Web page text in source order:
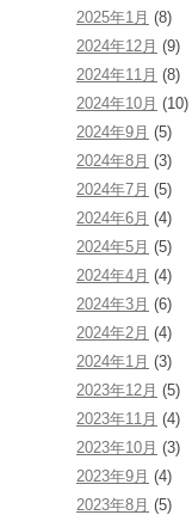
2025年1月 (8)
2024年12月 (9)
2024年11月 (8)
2024年10月 (10)
2024年9月 (5)
2024年8月 (3)
2024年7月 (5)
2024年6月 (4)
2024年5月 (5)
2024年4月 (4)
2024年3月 (6)
2024年2月 (4)
2024年1月 (3)
2023年12月 (5)
2023年11月 (4)
2023年10月 (3)
2023年9月 (4)
2023年8月 (5)